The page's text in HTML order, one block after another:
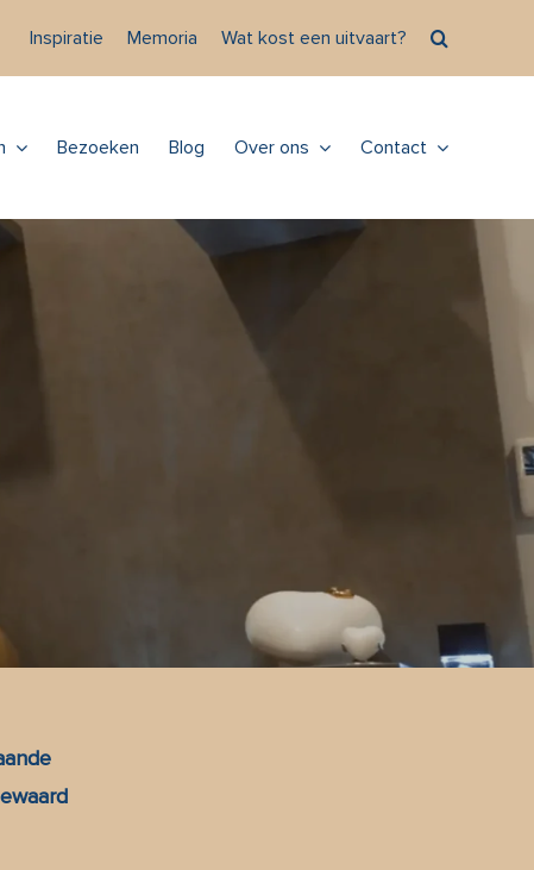
Inspiratie Memoria Wat kost een uitvaart?
Bezoeken Blog Over ons Contact